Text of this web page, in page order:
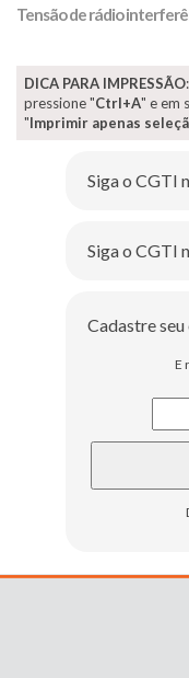
Tensão de rádio
DICA PARA IMPRESSÃO
pressione "Ctrl+A" e em
"Imprimir apenas
Siga o CGTI
Siga o CGTI
Cadastre
E